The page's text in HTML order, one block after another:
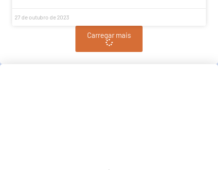
27 de outubro de 2023
Carregar mais